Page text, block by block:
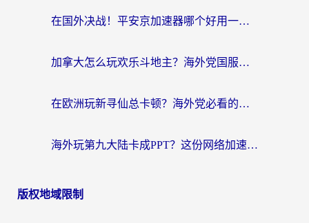
在国外决战！平安京加速器哪个好用一点？老玩家亲测番茄加速器全解析
加拿大怎么玩欢乐斗地主？海外党国服游戏加速终极指南（附绝地求生未来之役300英雄实测）
在欧洲玩新寻仙总卡顿？海外党必看的国服游戏加速全攻略
海外玩第九大陆卡成PPT？这份网络加速指南帮你丝滑上分
版权地域限制